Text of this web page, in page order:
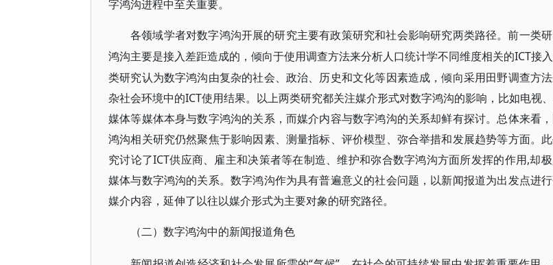
字鸿沟进程中至关重要。
各领域学者对数字鸿沟开展的研究主要有政策研究和社会影响研究两类路径。前一类
鸿沟主要是接入差距造成的，倾向于使用调查方法来分析人口统计学不同维度相关的ICT接
类研究认为数字鸿沟由复杂的社会、政治、历史和文化等因素造成，倾向采用田野调查方
杂社会环境中的ICT使用结果。以上两类研究都关注媒介形式对数字鸿沟的影响，比如电视
媒体等媒体本身与数字鸿沟的关系，而媒介内容与数字鸿沟的关系却鲜有探讨。总体来看
鸿沟相关研究仍然聚焦于影响因素、测量指标、评价模型、弥合举措和发展趋势等方面。
究讨论了ICT供应商、雇主和决策者等在制造、维护和弥合数字鸿沟方面所发挥的作用,却
媒体与数字鸿沟的关系。数字鸿沟作为具有普遍意义的社会问题，以新闻报道为出发点进
媒介内容，延伸了以往以媒介形式为主要对象的研究路径。
（二）数字鸿沟中的新闻报道角色